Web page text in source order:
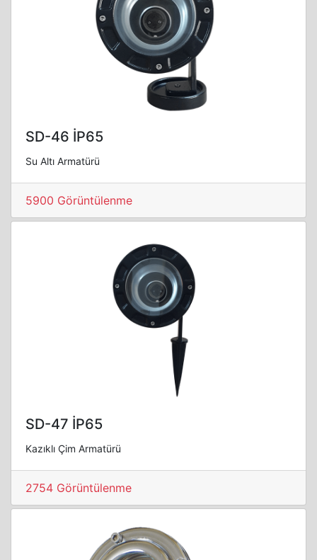
SD-46 İP65
Su Altı Armatürü
5900 Görüntülenme
SD-47 İP65
Kazıklı Çim Armatürü
2754 Görüntülenme